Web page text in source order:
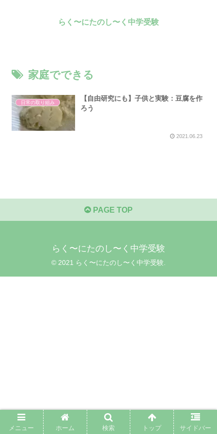
らく〜にたのし〜く中学受験
家庭でできる
日常の取り組み
【自由研究にも】子供と実験：豆腐を作
ろう
2021.06.23
PAGE TOP
らく〜にたのし〜く中学受験
© 2021 らく〜にたのし〜く中学受験.
メニュー ホーム 検索 トップ サイドバー